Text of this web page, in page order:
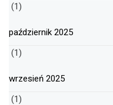
(1)
październik 2025
(1)
wrzesień 2025
(1)